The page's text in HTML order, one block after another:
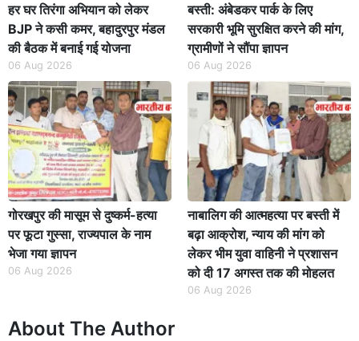
हर घर तिरंगा अभियान को लेकर
BJP ने कसी कमर, बहादुरपुर मंडल
की बैठक में बनाई गई योजना
06 Aug 2026
बस्ती: अंबेडकर पार्क के लिए
सरकारी भूमि सुरक्षित करने की मांग,
ग्रामीणों ने सौंपा ज्ञापन
06 Aug 2026
गोरखपुर की मासूम से दुष्कर्म-हत्या
पर फूटा गुस्सा, राज्यपाल के नाम
भेजा गया ज्ञापन
06 Aug 2026
नाबालिग की आत्महत्या पर बस्ती में
बढ़ा आक्रोश, न्याय की मांग को
लेकर भीम युवा वाहिनी ने प्रशासन
को दी 17 अगस्त तक की मोहलत
06 Aug 2026
About The Author